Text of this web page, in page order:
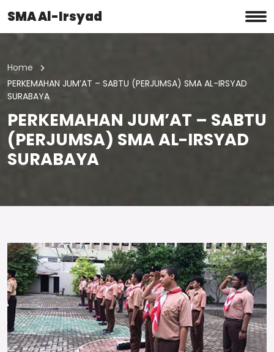
SMA Al-Irsyad
Home
PERKEMAHAN JUM’AT – SABTU (PERJUMSA) SMA AL-IRSYAD
SURABAYA
PERKEMAHAN JUM’AT – SABTU
(PERJUMSA) SMA AL-IRSYAD
SURABAYA